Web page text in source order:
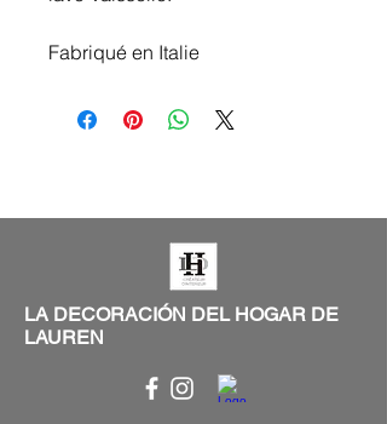
Fabriqué en Italie
LA DECORACIÓN DEL HOGAR DE
LAUREN